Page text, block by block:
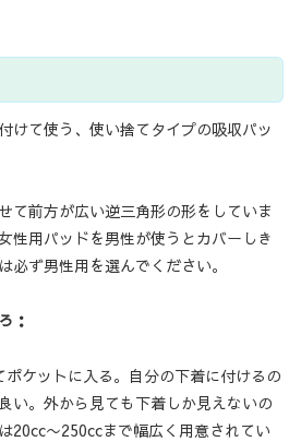
けて使う、使い捨てタイプの吸収パッ
て前方が広い逆三角形の形をしていま
性用パッドを男性が使うとカバーしき
必ず男性用を選んでください。
：
ケットに入る。自分の下着に付けるの
い。外から見ても下着しか見えないの
20cc〜250ccまで幅広く用意されてい